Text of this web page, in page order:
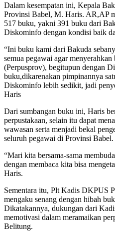
Dalam kesempatan ini, Kepala
Provinsi Babel, M. Haris. AR,AP
517 buku, yakni 391 buku dari
Diskominfo dengan kondisi baik
“Ini buku kami dari Bakuda
semua pegawai agar
(Perpusprov), begitupun dengan
buku,dikarenakan pimpinannya
Diskominfo lebih sedikit, jadi
Haris
Dari sumbangan buku ini, Haris
perpustakaan, selain itu dapat
wawasan serta menjadi bekal
seluruh pegawai di Provinsi Babel.
“Mari kita bersama-sama
dengan membaca kita bisa
Haris.
Sementara itu, Plt Kadis DKPUS
mengaku senang dengan hibah
Dikatakannya, dukungan dari
memotivasi dalam meramaikan
Belitung.